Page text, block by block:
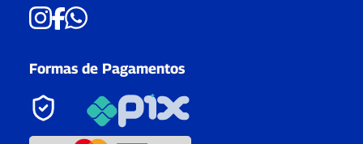
Formas de Pagamentos